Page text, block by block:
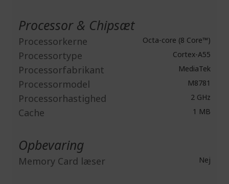
Processor & Chipsæt
Processorkerne Octa-core (8 Core™)
Processortype Cortex-A55
Processorfabrikant MediaTek
Processormodel M8781
Processorhastighed 2 GHz
Cache 1 MB
Opbevaring
Memory Card læser Nej